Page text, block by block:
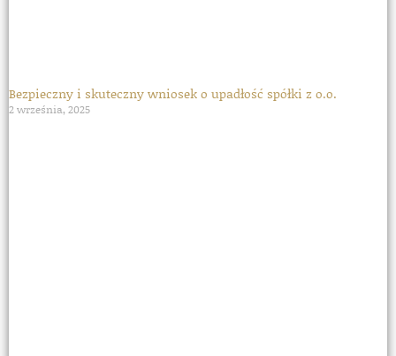
Bezpieczny i skuteczny wniosek o upadłość spółki z o.o.
2 września, 2025